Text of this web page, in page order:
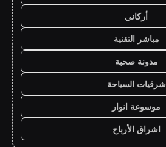
أركاني
مباشر التقنية
مدونة صحبة
شرقيات السياحة
موسوعة انوار
اشراق الأرباح